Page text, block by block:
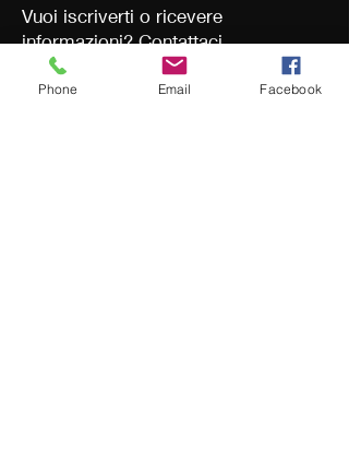
Vuoi iscriverti o ricevere
informazioni?Contattaci
Phone Email Facebook